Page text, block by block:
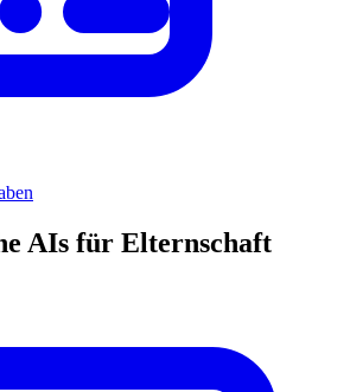
AIs für Elternschaft